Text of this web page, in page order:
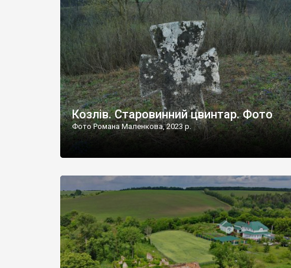
Наддністрянське відрізняється від більшості навколишніх
сіл. У селі є мурована Михайлівська церква. Точної дати […]
Козлів. Старовинний цвинтар. Фото
Фото Романа Маленкова, 2023 р.